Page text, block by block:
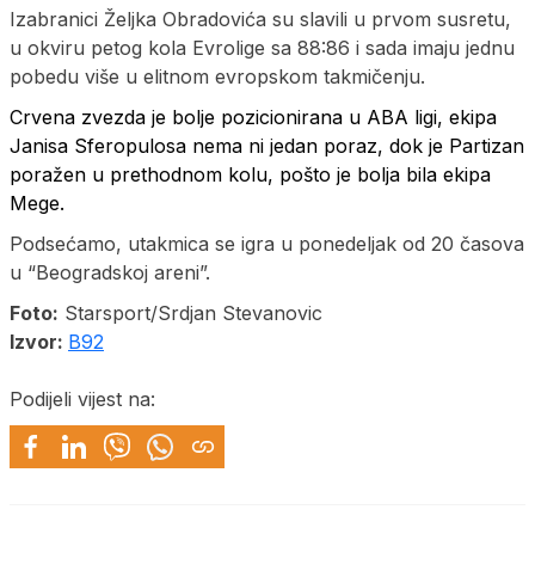
Izabranici Željka Obradovića su slavili u prvom susretu,
u okviru petog kola Evrolige sa 88:86 i sada imaju jednu
pobedu više u elitnom evropskom takmičenju.
Crvena zvezda je bolje pozicionirana u ABA ligi, ekipa
Janisa Sferopulosa nema ni jedan poraz, dok je Partizan
poražen u prethodnom kolu, pošto je bolja bila ekipa
Mege.
Podsećamo, utakmica se igra u ponedeljak od 20 časova
u “Beogradskoj areni”.
Foto: Starsport/Srdjan Stevanovic
Izvor: B92
Podijeli vijest na: